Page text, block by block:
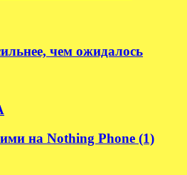
чем ожидалось
на Nothing Phone (1)